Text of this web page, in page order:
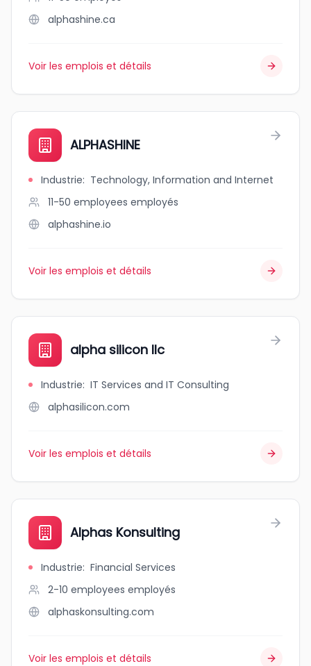
alphashine.ca
Voir les emplois et détails
ALPHASHINE
Industrie: Technology, Information and Internet
11-50 employees employés
alphashine.io
Voir les emplois et détails
alpha silicon llc
Industrie: IT Services and IT Consulting
alphasilicon.com
Voir les emplois et détails
Alphas Konsulting
Industrie: Financial Services
2-10 employees employés
alphaskonsulting.com
Voir les emplois et détails